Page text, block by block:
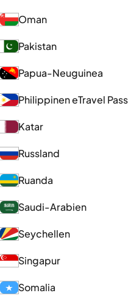
Oman
Pakistan
Papua-Neuguinea
Philippinen eTravel Pass
Katar
Russland
Ruanda
Saudi-Arabien
Seychellen
Singapur
Somalia